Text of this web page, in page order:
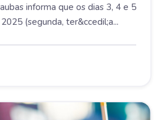
informa que os dias 3, 4 e 5
(segunda, ter&ccedil;a...